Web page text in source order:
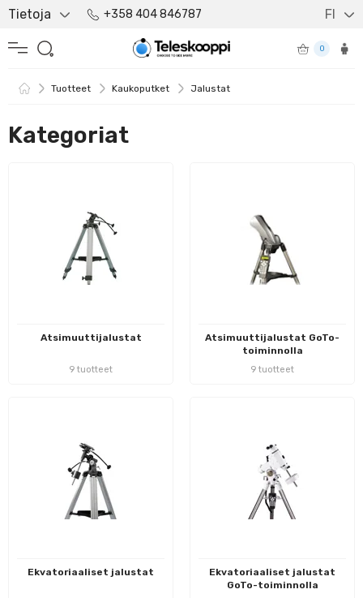
Tietoja +358 404 846787 FI
0
Tuotteet Kaukoputket Jalustat
Kategoriat
Atsimuuttijalustat
9 tuotteet
Atsimuuttijalustat GoTo-
toiminnolla
9 tuotteet
Ekvatoriaaliset jalustat
Ekvatoriaaliset jalustat
GoTo-toiminnolla